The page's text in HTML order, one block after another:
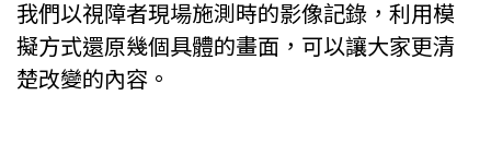
我們以視障者現場施測時的影像記錄，利用模
擬方式還原幾個具體的畫面，可以讓大家更清
楚改變的內容。